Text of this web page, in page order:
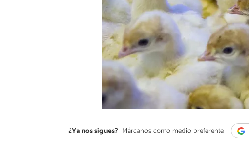
¿Ya nos sigues? Márcanos como medio preferente